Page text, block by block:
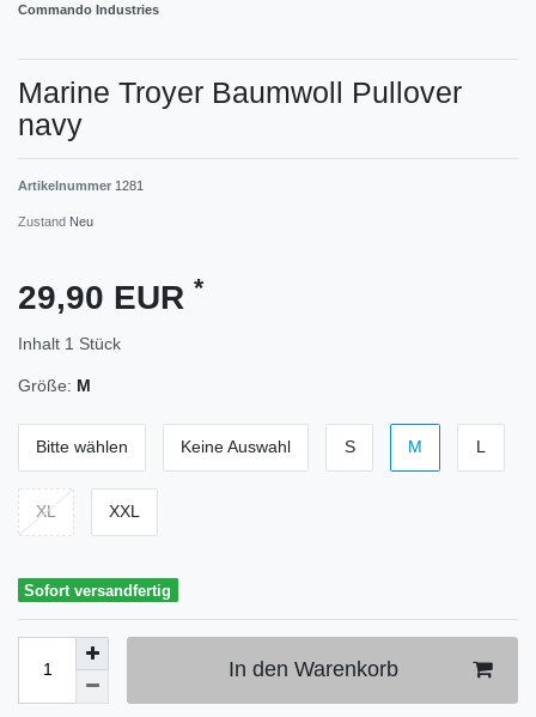
Commando Industries
Marine Troyer Baumwoll Pullover
navy
Artikelnummer 1281
Zustand Neu
29,90 EUR *
Inhalt 1 Stück
Größe: M
Bitte wählen Keine Auswahl S M L
XL XXL
Sofort versandfertig
In den Warenkorb